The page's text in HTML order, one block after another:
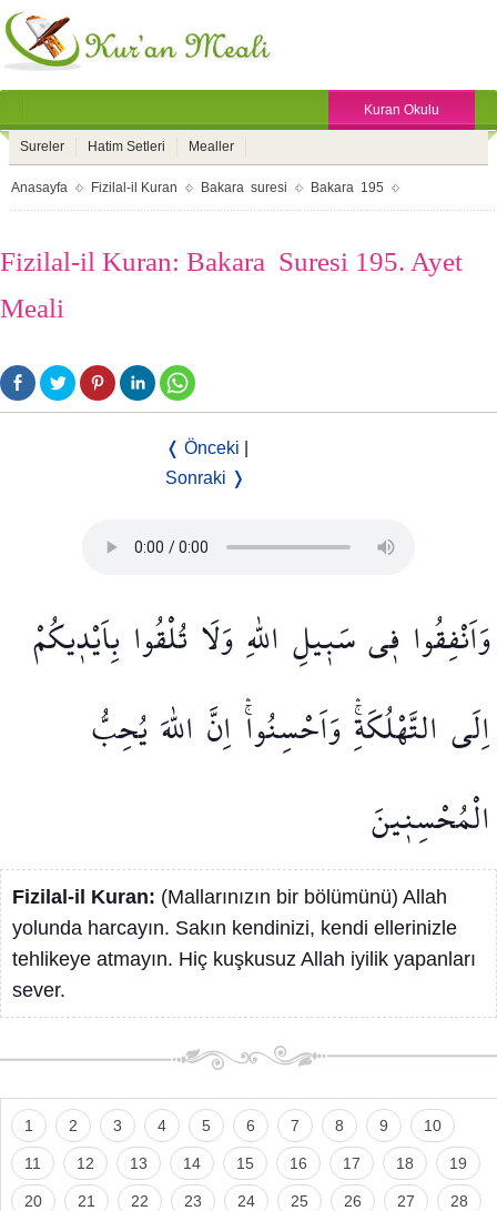
Kuran Okulu
Sureler Hatim Setleri Mealler
Anasayfa Fizilal-il Kuran Bakara suresi Bakara 195
Fizilal-il Kuran: Bakara Suresi 195. Ayet
Meali
❬ Önceki
Sonraki ❭
وَاَنْفِقُوا ف۪يسَب۪يلِ اللّٰهِوَلَا تُلْقُوا بِاَيْد۪يكُمْ
اِلَى التَّهْلُكَةِۚۛوَاَحْسِنُواۚۛاِنَّ اللّٰهَيُحِبُّ
الْمُحْسِن۪ينَ
Fizilal-il Kuran: (Mallarınızın bir bölümünü) Allah
yolunda harcayın. Sakın kendinizi, kendi ellerinizle
tehlikeye atmayın. Hiç kuşkusuz Allah iyilik yapanları
sever.
1 2 3 4 5 6 7 8 9 10
11 12 13 14 15 16 17 18 19
20 21 22 23 24 25 26 27 28